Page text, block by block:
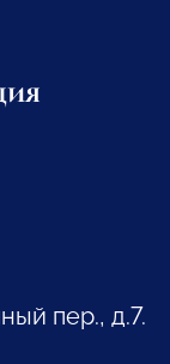
пер., д.7.